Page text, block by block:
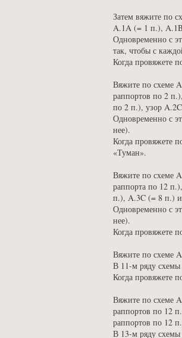
Затем вяжите по
A.1A (= 1 п.),
Одновременно с
так, чтобы с
Когда провяжете
Вяжите по схеме
раппортов по 2
по 2 п.), узор
Одновременно с
нее).
Когда провяжете
«Туман».
Вяжите по схеме
раппорта по 12
п.), A.3C (= 8 п.) и
Одновременно с
нее).
Когда провяжете
Вяжите по схеме
В 11-м ряду схемы
Когда провяжете
Вяжите по схеме
раппортов по 12
раппортов по 12
В 13-м ряду схемы